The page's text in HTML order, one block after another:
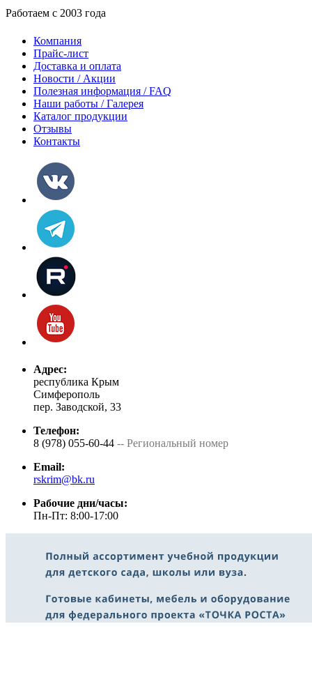
Работаем с 2003 года
Компания
Прайс-лист
Доставка и оплата
Новости / Акции
Полезная информация / FAQ
Наши работы / Галерея
Каталог продукции
Отзывы
Контакты
Адрес:
республика Крым
Симферополь
пер. Заводской, 33
Телефон:
8 (978) 055-60-44 -- Региональный номер
Email:
rskrim@bk.ru
Рабочие дни/часы:
Пн-Пт: 8:00-17:00